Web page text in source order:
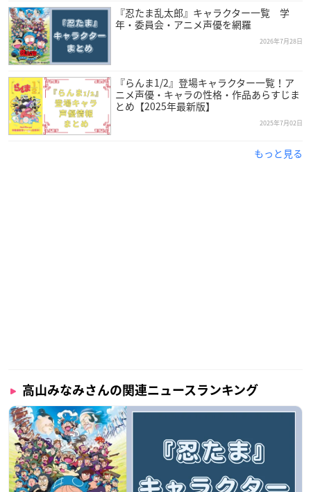
引用：81プロデュース公式サイト
『忍たま乱太郎』キャラクター一覧 学
年・委員会・アニメ声優を網羅
2026年7月28日
『らんま1/2』登場キャラクター一覧！ア
ニメ声優・キャラの性格・作品あらすじま
とめ【2025年最新版】
2025年7月02日
もっと見る
高山みなみさんの関連ニュースランキング